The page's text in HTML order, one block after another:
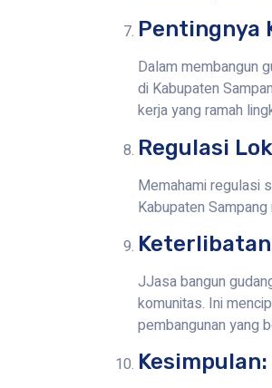
Pentingnya
Dalam membangun
di Kabupaten
kerja yang ramah
Regulasi
Memahami regulasi
Kabupaten
JJasa bangun
komunitas. Ini
pembangunan yang
Kesimpulan: